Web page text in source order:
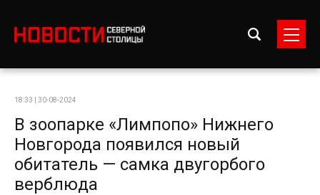
18:33 | 30-08-2024
В зоопарке «Лимпопо» Нижнего
Новгорода появился новый
обитатель — самка двугорбого
верблюда